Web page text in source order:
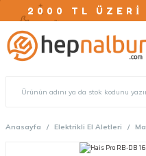
2000 TL ÜZERİ
Anasayfa Elektrikli El Aletleri